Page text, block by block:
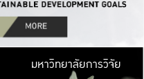
มหาวิ
มหาวิทยาลัยการวิจัย